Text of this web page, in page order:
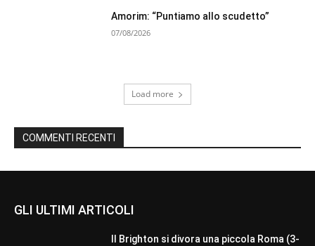
Amorim: “Puntiamo allo scudetto”
07/08/2026
Load more
COMMENTI RECENTI
GLI ULTIMI ARTICOLI
Il Brighton si divora una piccola Roma (3-